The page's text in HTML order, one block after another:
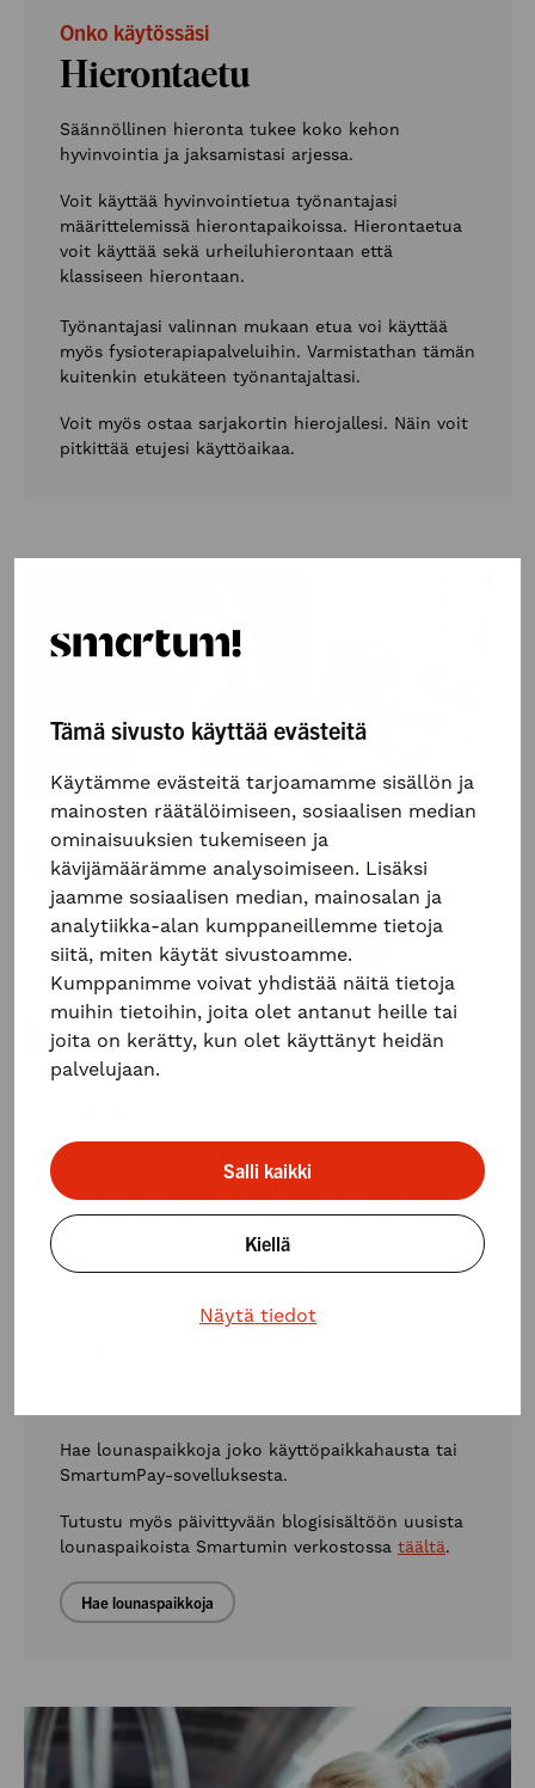
Tämä sivusto käyttää evästeitä
Käytämme evästeitä tarjoamamme sisällön ja
mainosten räätälöimiseen, sosiaalisen median
ominaisuuksien tukemiseen ja
kävijämäärämme analysoimiseen. Lisäksi
jaamme sosiaalisen median, mainosalan ja
analytiikka-alan kumppaneillemme tietoja
siitä, miten käytät sivustoamme.
Kumppanimme voivat yhdistää näitä tietoja
muihin tietoihin, joita olet antanut heille tai
joita on kerätty, kun olet käyttänyt heidän
palvelujaan.
Salli kaikki
Kiellä
Näytä tiedot
Onko käytössäsi
Hierontaetu
Säännöllinen hieronta tukee koko kehon
hyvinvointia ja jaksamistasi arjessa.
Voit käyttää hyvinvointietua työnantajasi
määrittelemissä hierontapaikoissa. Hierontaetua
voit käyttää sekä urheiluhierontaan että
klassiseen hierontaan.
Työnantajasi valinnan mukaan etua voi käyttää
myös fysioterapiapalveluihin. Varmistathan tämän
kuitenkin etukäteen työnantajaltasi.
Voit myös ostaa sarjakortin hierojallesi. Näin voit
pitkittää etujesi käyttöaikaa.
Lounasetu
Hyödynnä lounasetusi maksamalla SmartumPay-
Muistathan, että lounasetua voit hyödyntää myös
Voit tilata lounaan myös kotiinkuljetettuna
Hae lounaspaikkoja joko käyttöpaikkahausta tai
SmartumPay-sovelluksesta.
Tutustu myös päivittyvään blogisisältöön uusista
lounaspaikoista Smartumin verkostossa täältä.
Hae lounaspaikkoja